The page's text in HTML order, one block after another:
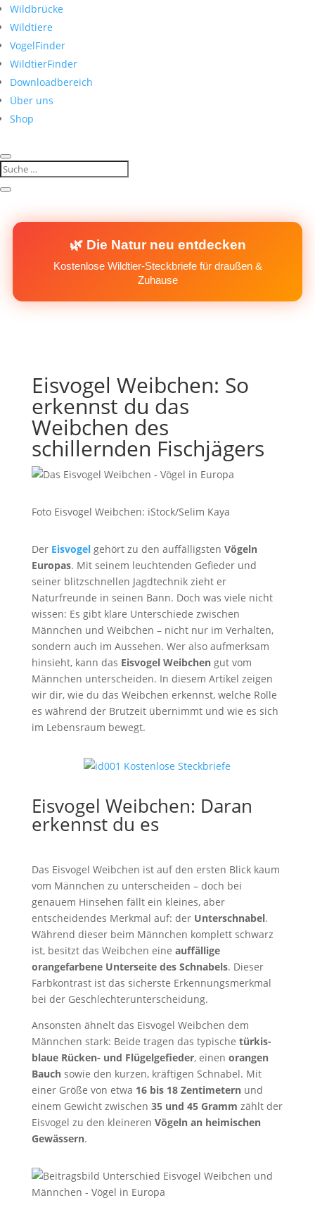
Wildbrücke
Wildtiere
VogelFinder
WildtierFinder
Downloadbereich
Über uns
Shop
🌿 Die Natur neu entdecken
Kostenlose Wildtier-Steckbriefe für draußen &
Zuhause
Eisvogel Weibchen: So
erkennst du das
Weibchen des
schillernden Fischjägers
Foto Eisvogel Weibchen: iStock/Selim Kaya
Der Eisvogel gehört zu den auffälligsten Vögeln
Europas. Mit seinem leuchtenden Gefieder und
seiner blitzschnellen Jagdtechnik zieht er
Naturfreunde in seinen Bann. Doch was viele nicht
wissen: Es gibt klare Unterschiede zwischen
Männchen und Weibchen – nicht nur im Verhalten,
sondern auch im Aussehen. Wer also aufmerksam
hinsieht, kann das Eisvogel Weibchengut vom
Männchen unterscheiden. In diesem Artikel zeigen
wir dir, wie du das Weibchen erkennst, welche Rolle
es während der Brutzeit übernimmt und wie es sich
im Lebensraum bewegt.
Eisvogel Weibchen: Daran
erkennst du es
Das Eisvogel Weibchen ist auf den ersten Blick kaum
vom Männchen zu unterscheiden – doch bei
genauem Hinsehen fällt ein kleines, aber
entscheidendes Merkmal auf: der Unterschnabel.
Während dieser beim Männchen komplett schwarz
ist, besitzt das Weibchen eine auffällige
orangefarbene Unterseite des Schnabels. Dieser
Farbkontrast ist das sicherste Erkennungsmerkmal
bei der Geschlechterunterscheidung.
Ansonsten ähnelt das Eisvogel Weibchen dem
Männchen stark: Beide tragen das typische türkis-
blaue Rücken- und Flügelgefieder, einen orangen
Bauchsowie den kurzen, kräftigen Schnabel. Mit
einer Größe von etwa 16 bis 18 Zentimeternund
einem Gewicht zwischen 35 und 45 Gramm zählt der
Eisvogel zu den kleineren Vögeln an heimischen
Gewässern.